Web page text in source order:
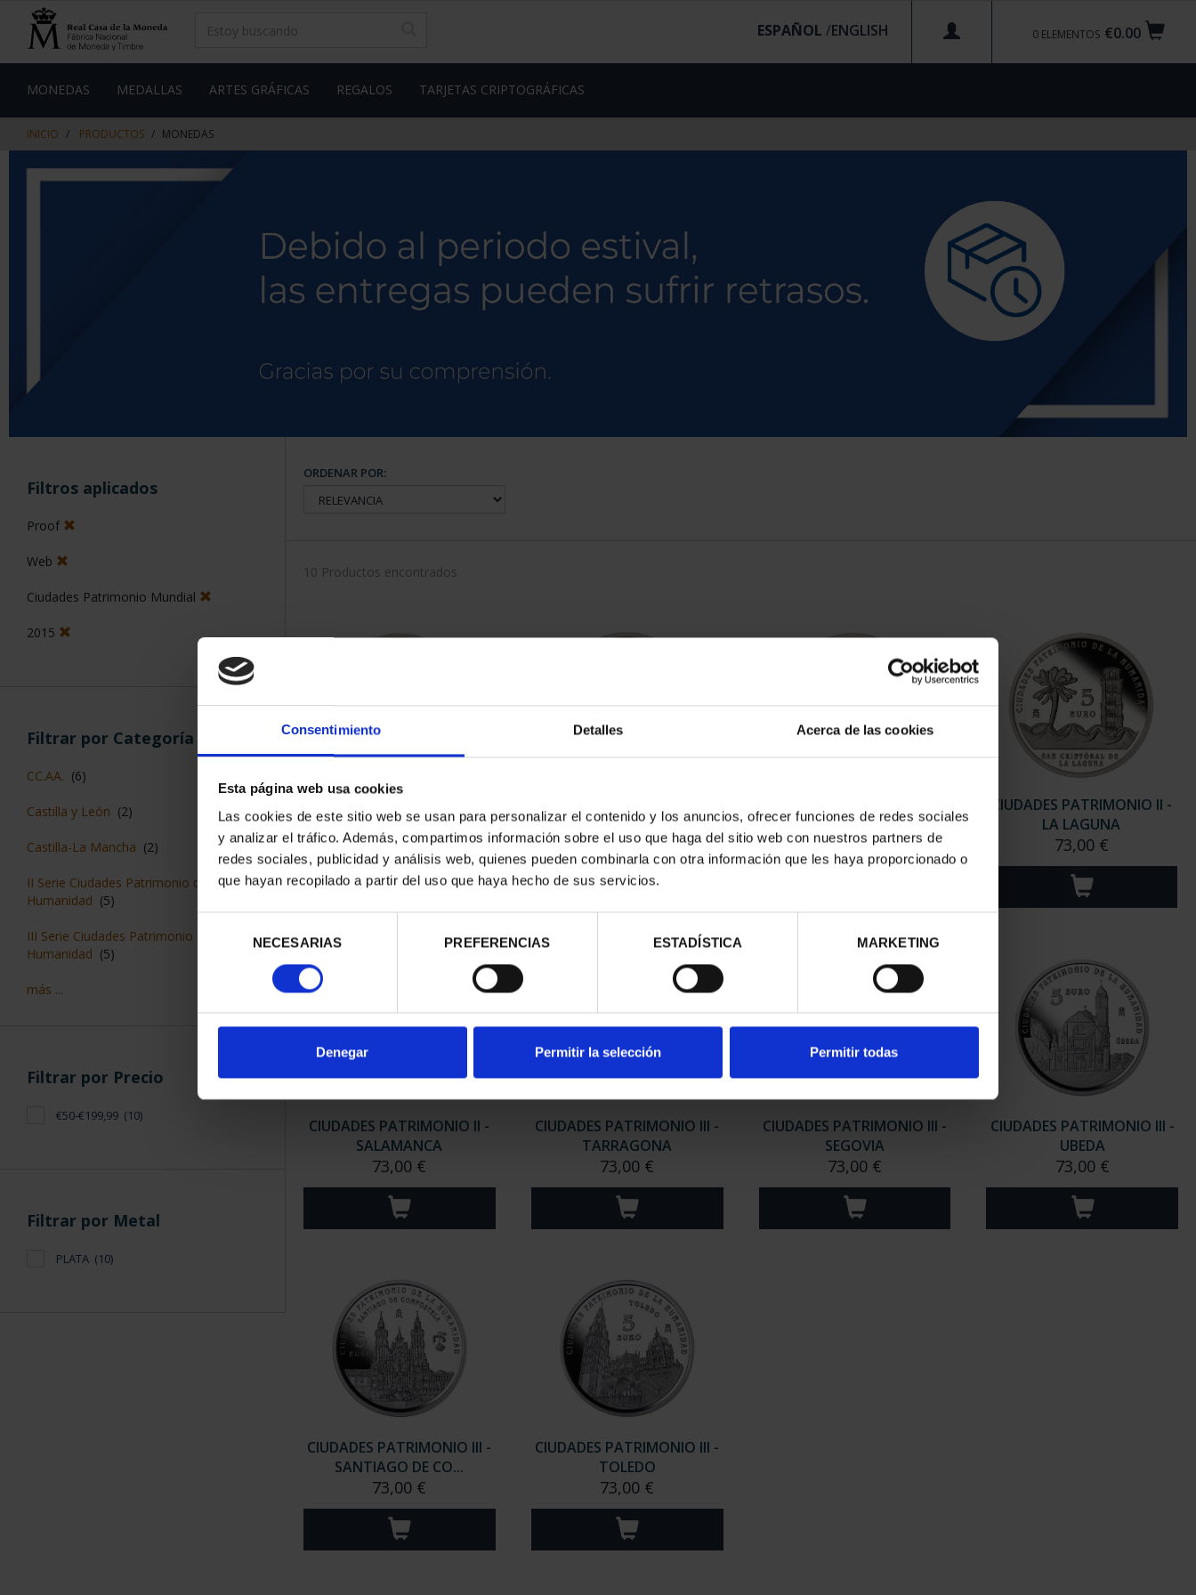
Consentimiento Detalles Acerca de las cookies
Esta página web usa cookies
Las cookies de este sitio web se usan para personalizar el contenido y los anuncios, ofrecer funciones de redes sociales
y analizar el tráfico. Además, compartimos información sobre el uso que haga del sitio web con nuestros partners de
redes sociales, publicidad y análisis web, quienes pueden combinarla con otra información que les haya proporcionado o
que hayan recopilado a partir del uso que haya hecho de sus servicios.
consentimiento
NECESARIAS PREFERENCIAS ESTADÍSTICA MARKETING
Denegar Permitir la selección Permitir todas
contenido
de
€0.00
0 ELEMENTOS
ESPAÑOL /
MONEDAS MEDALLAS ARTES GRÁFICAS REGALOS TARJETAS CRIPTOGRÁFICAS
INICIO PRODUCTOS MONEDAS
Filtros aplicados
Proof
Web
Ciudades Patrimonio Mundial
2015
Filtrar por Categoría
CC.AA. (6)
Castilla y León (2)
Castilla-La Mancha (2)
II Serie Ciudades Patrimonio de la
Humanidad (5)
III Serie Ciudades Patrimonio de la
Humanidad (5)
más ...
Filtrar por Precio
€50-€199,99 (10)
Filtrar por Metal
PLATA (10)
ORDENAR POR:
10 Productos encontrados
CUENCA
73,00 €
IBIZA
73,00 €
MÉRIDA
73,00 €
CIUDADES PATRIMONIO II -
LA LAGUNA
73,00 €
CIUDADES PATRIMONIO II -
SALAMANCA
73,00 €
CIUDADES PATRIMONIO III -
TARRAGONA
73,00 €
CIUDADES PATRIMONIO III -
SEGOVIA
73,00 €
CIUDADES PATRIMONIO III -
UBEDA
73,00 €
CIUDADES PATRIMONIO III -
SANTIAGO DE CO...
73,00 €
CIUDADES PATRIMONIO III -
TOLEDO
73,00 €